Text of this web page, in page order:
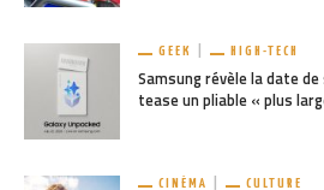
GEEK HIGH-TECH
Samsung révèle la date de
tease un pliable « plus
CINÉMA CULTURE